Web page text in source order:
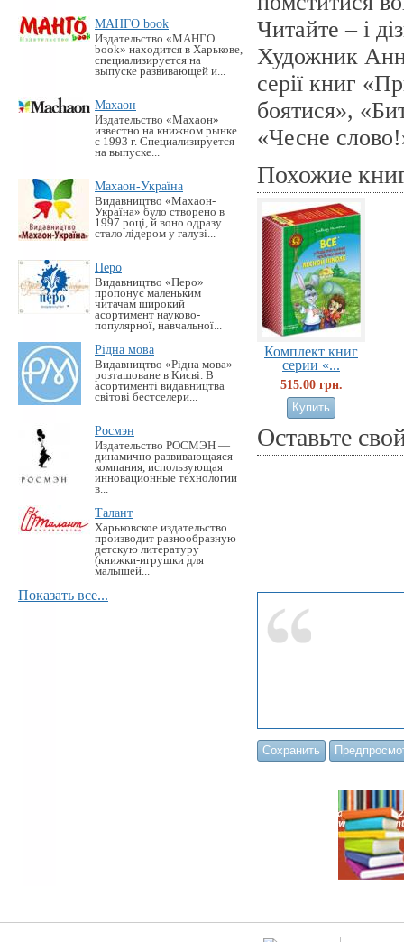
МАНГО book
Издательство «MАНГО
book» находится в Харькове,
специализируется на
выпуске развивающей и...
Махаон
Издательство «Махаон»
известно на книжном рынке
с 1993 г. Специализируется
на выпуске...
Махаон-Україна
Видавництво «Махаон-
Україна» було створено в
1997 році, й воно одразу
стало лідером у галузі...
Перо
Видавництво «Перо»
пропонує маленьким
читачам широкий
асортимент науково-
популярної, навчальної...
Рідна мова
Видавництво «Рідна мова»
розташоване в Києві. В
асортименті видавництва
світові бестселери...
Росмэн
Издательство РОСМЭН —
динамично развивающаяся
компания, использующая
инновационные технологии
в...
Талант
Харьковское издательство
производит разнообразную
детскую литературу
(книжки-игрушки для
малышей...
Показать все...
Читайте – і
Художник
серії книг
боятися»,
«Чесне
Похожие
Комплект книг
серии «...
515.00 грн.
Оставьте